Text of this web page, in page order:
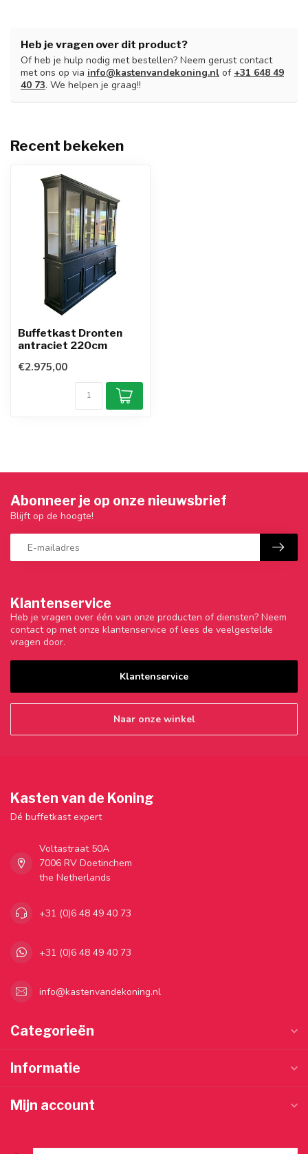
Heb je vragen over dit product?
Of heb je hulp nodig met bestellen? Neem gerust contact
met ons op via info@kastenvandekoning.nl of +31 648 49
40 73. We helpen je graag!!
Recent bekeken
Buffetkast Dronten
antraciet 220cm
€2.975,00
Klantenservice
Heb je vragen over één van onze producten of diensten? Neem
contact op met onze klantenservice of lees de veelgestelde
vragen door.
Klantenservice
Naar onze winkel
Abonneer je op onze nieuwsbrief
Blijft op de hoogte!
Kasten van de Koning
Dé buffetkast expert
Voltastraat 50A
7006 RV Doetinchem
the Netherlands
+31 (0)6 48 49 40 73
+31 (0)6 48 49 40 73
info@kastenvandekoning.nl
Categorieën
Informatie
Mijn account